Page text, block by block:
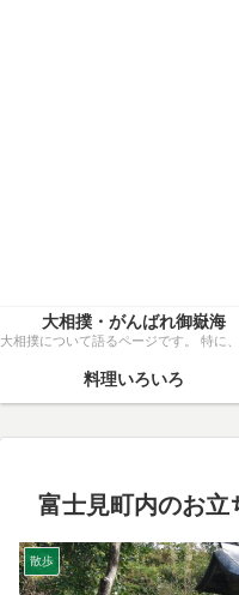
大相撲・がんばれ御嶽海
料理いろいろ
富士見町内のお立
散歩